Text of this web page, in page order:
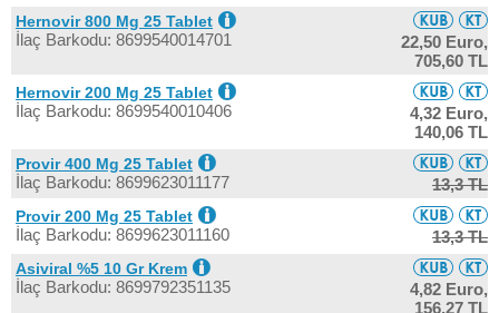
Hernovir 800 Mg 25 Tablet
İlaç Barkodu: 8699540014701
22,50 Euro,
705,60 TL
Hernovir 200 Mg 25 Tablet
İlaç Barkodu: 8699540010406
4,32 Euro,
140,06 TL
Provir 400 Mg 25 Tablet
İlaç Barkodu: 8699623011177 13,3 TL
Provir 200 Mg 25 Tablet
İlaç Barkodu: 8699623011160 13,3 TL
Asiviral %5 10 Gr Krem
İlaç Barkodu: 8699792351135
4,82 Euro,
156,27 TL